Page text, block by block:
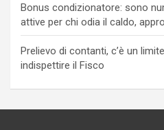
Bonus condizionatore: sono
attive per chi odia il caldo,
Prelievo di contanti, c’è un
indispettire il Fisco